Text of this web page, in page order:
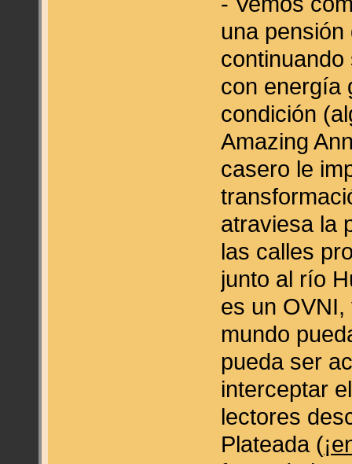
una pensión
con energía
condición
Amazing
casero le
atraviesa la
las calles
junto al río
es un
mundo
pueda ser
interceptar
lectores
Plateada (